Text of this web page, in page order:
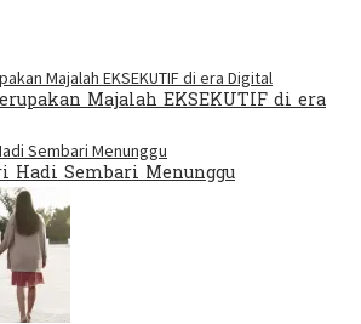
Majalah EKSEKUTIF di era
Hadi Sembari Menunggu